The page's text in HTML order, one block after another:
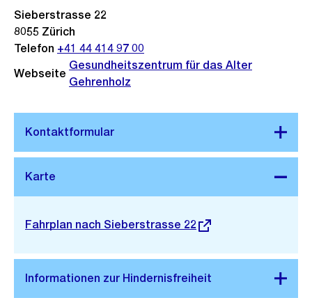
Stadtplan 3D
Externer
Fahrplan nach Sieberstrasse 22
Sieberstrasse 22
8055 Zürich
Telefon +41 44 414 97 00
Webseite
Gesundheitszentrum für das Alter
Gehrenholz